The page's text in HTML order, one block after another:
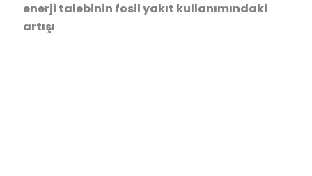
enerji talebinin fosil yakıt kullanımındaki
artışı